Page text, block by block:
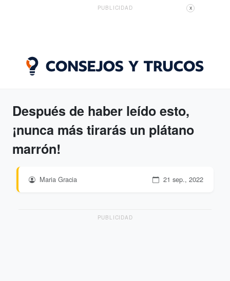
PUBLICIDAD X
Después de haber leído esto,
¡nunca más tirarás un plátano
marrón!
Maria Gracia 21 sep., 2022
PUBLICIDAD